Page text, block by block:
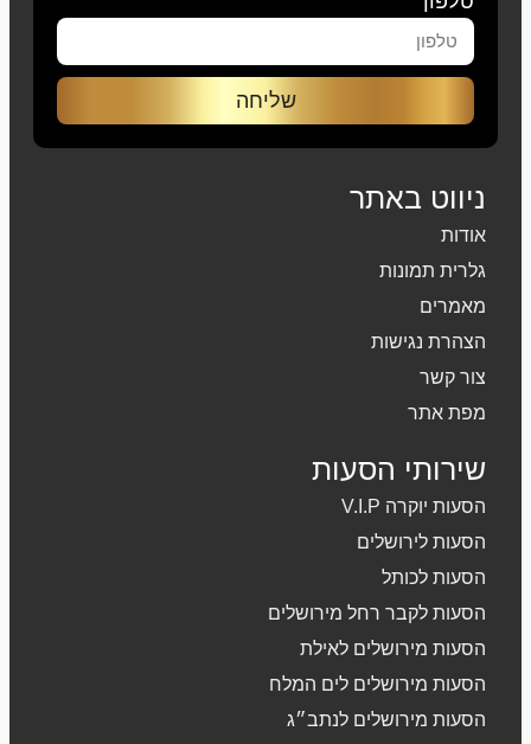
שליחה
ניווט באתר
אודות
גלרית תמונות
מאמרים
הצהרת נגישות
צור קשר
מפת אתר
שירותי הסעות
הסעות יוקרה V.I.P
הסעות לירושלים
הסעות לכותל
הסעות לקבר רחל מירושלים
הסעות מירושלים לאילת
הסעות מירושלים לים המלח
הסעות מירושלים לנתב״ג